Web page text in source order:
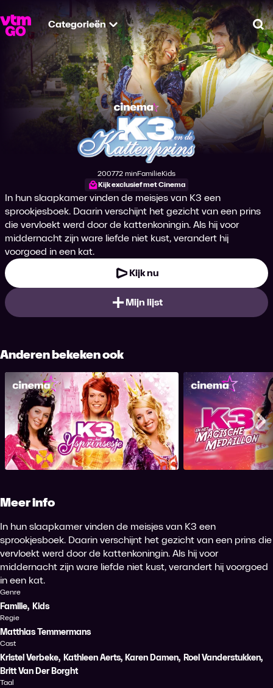
Categorieën
K3 en de
Productiejaar
2007
Tijdsduur
72 min
Genre
Familie
Genre
Kids
Kijk exclusief met Cinema
In hun slaapkamer vinden de meisjes van K3 een
sprookjesboek. Daarin verschijnt het gezicht van een prins
die vervloekt werd door de kattenkoningin. Als hij voor
middernacht zijn ware liefde niet kust, verandert hij
voorgoed in een kat.
Kijk nu
Mijn lijst
Anderen bekeken ook
K3 en het IJsprinsesje K3 en het
Meer info
In hun slaapkamer vinden de meisjes van K3 een
sprookjesboek. Daarin verschijnt het gezicht van een prins die
vervloekt werd door de kattenkoningin. Als hij voor
middernacht zijn ware liefde niet kust, verandert hij voorgoed
in een kat.
Genre
Familie, Kids
Regie
Matthias Temmermans
Cast
Kristel Verbeke, Kathleen Aerts, Karen Damen, Roel Vanderstukken,
Britt Van Der Borght
Taal